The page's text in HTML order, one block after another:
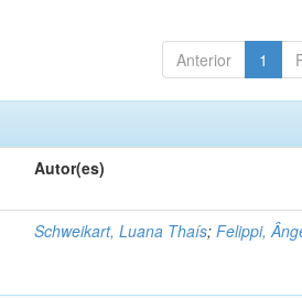
Anterior 1
Autor(es)
Schweikart, Luana Thaís;Felippi,